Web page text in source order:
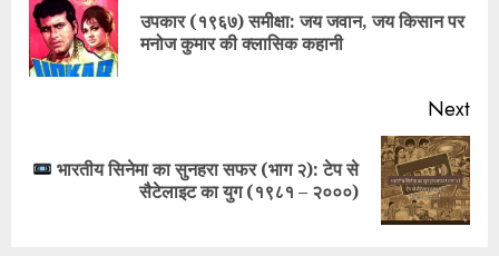
उपकार (१९६७) समीक्षा: जय जवान, जय किसान पर
मनोज कुमार की क्लासिक कहानी
Next
भारतीय सिनेमा का सुनहरा सफर (भाग २): टेप से
सैटेलाइट का युग (१९८१ – २०००)